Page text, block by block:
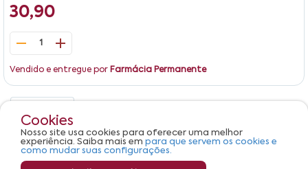
30,90
1
Vendido e entregue por Farmácia Permanente
Produto não apresenta descrição.
Cookies
Nosso site usa cookies para oferecer uma melhor
experiência. Saiba mais em para que servem os cookies e
como mudar suas configurações.